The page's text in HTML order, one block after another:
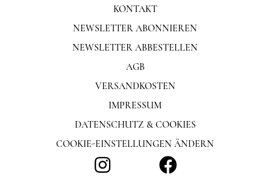
KONTAKT
NEWSLETTER ABONNIEREN
NEWSLETTER ABBESTELLEN
AGB
VERSANDKOSTEN
IMPRESSUM
DATENSCHUTZ & COOKIES
COOKIE-EINSTELLUNGEN ÄNDERN